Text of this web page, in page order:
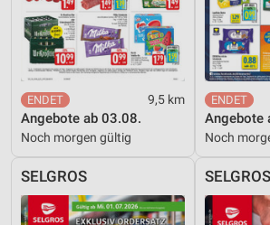
9,5 km
Angebote ab 03.08.
Noch morgen gültig
Angebote
Noch
SELGROS SELGROS
Verwendung genauer Standortdaten
Geräte anhand von aktiv angeforderten
Informationen identifizieren
Nicht-IAB-Verarbeitungszwecke:
Notwendig
Funktional